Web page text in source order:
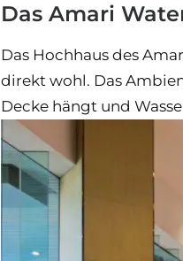
Das Amari
Das Hochhaus des
direkt wohl. Das
Decke hängt und